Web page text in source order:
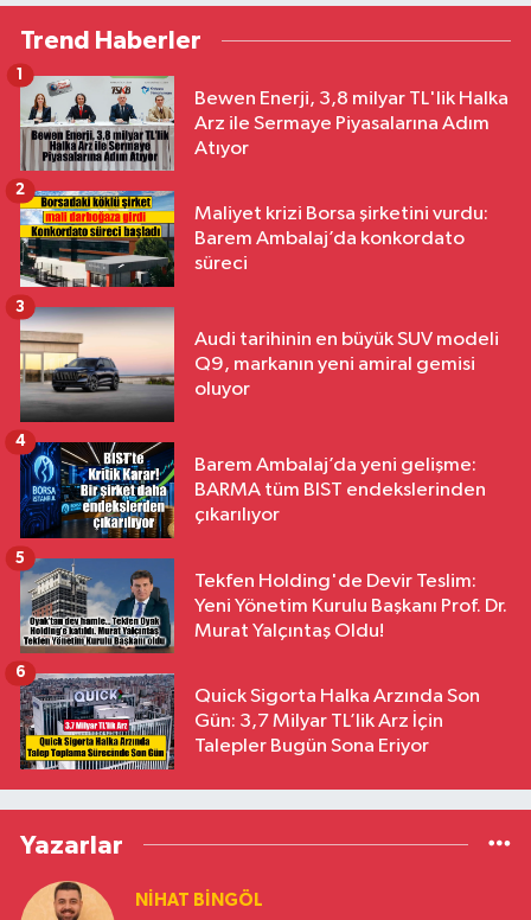
Trend Haberler
Bewen Enerji, 3,8 milyar TL'lik Halka
Arz ile Sermaye Piyasalarına Adım
Atıyor
1
Maliyet krizi Borsa şirketini vurdu:
Barem Ambalaj’da konkordato
süreci
2
Audi tarihinin en büyük SUV modeli
Q9, markanın yeni amiral gemisi
oluyor
3
Barem Ambalaj’da yeni gelişme:
BARMA tüm BIST endekslerinden
çıkarılıyor
4
Tekfen Holding'de Devir Teslim:
Yeni Yönetim Kurulu Başkanı Prof. Dr.
Murat Yalçıntaş Oldu!
5
Quick Sigorta Halka Arzında Son
Gün: 3,7 Milyar TL’lik Arz İçin
Talepler Bugün Sona Eriyor
6
Yazarlar
NIHAT BINGÖL